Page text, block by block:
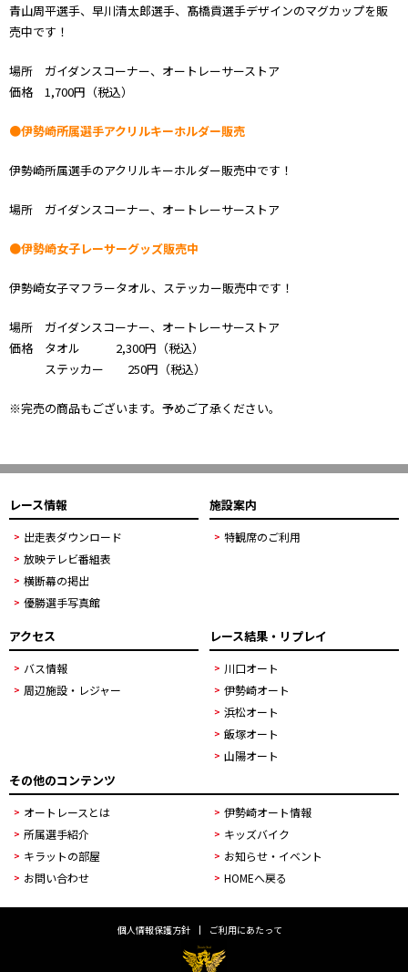
青山周平選手、早川清太郎選手、髙橋貢選手デザインのマグカップを販
売中です！
場所 ガイダンスコーナー、オートレーサーストア
価格 1,700円（税込）
●伊勢崎所属選手アクリルキーホルダー販売
伊勢崎所属選手のアクリルキーホルダー販売中です！
場所 ガイダンスコーナー、オートレーサーストア
●伊勢崎女子レーサーグッズ販売中
伊勢崎女子マフラータオル、ステッカー販売中です！
場所 ガイダンスコーナー、オートレーサーストア
価格 タオル 2,300円（税込）
ステッカー 250円（税込）
※完売の商品もございます。予めご了承ください。
レース情報
出走表ダウンロード
放映テレビ番組表
横断幕の掲出
優勝選手写真館
施設案内
特観席のご利用
アクセス
バス情報
周辺施設・レジャー
レース結果・リプレイ
川口オート
伊勢崎オート
浜松オート
飯塚オート
山陽オート
その他のコンテンツ
オートレースとは
伊勢崎オート情報
所属選手紹介
キッズバイク
キラットの部屋
お知らせ・イベント
お問い合わせ
HOMEへ戻る
個人情報保護方針 ご利用にあたって